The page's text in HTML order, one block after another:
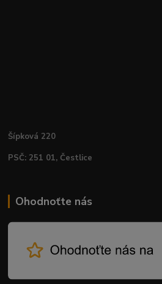
Šípková 220
PSČ: 251 01, Čestlice
Ohodnoťte nás